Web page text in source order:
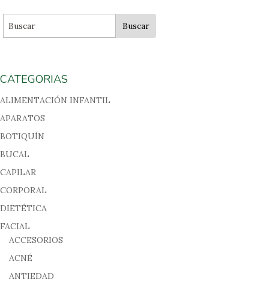
CATEGORIAS
ALIMENTACIÓN INFANTIL
APARATOS
BOTIQUÍN
BUCAL
CAPILAR
CORPORAL
DIETÉTICA
FACIAL
ACCESORIOS
ACNÉ
ANTIEDAD